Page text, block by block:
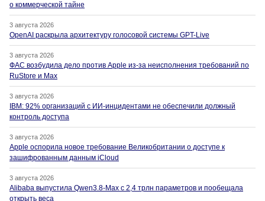
о коммерческой тайне
3 августа 2026
OpenAI раскрыла архитектуру голосовой системы GPT-Live
3 августа 2026
ФАС возбудила дело против Apple из-за неисполнения требований по
RuStore и Max
3 августа 2026
IBM: 92% организаций с ИИ-инцидентами не обеспечили должный
контроль доступа
3 августа 2026
Apple оспорила новое требование Великобритании о доступе к
зашифрованным данным iCloud
3 августа 2026
Alibaba выпустила Qwen3.8-Max с 2,4 трлн параметров и пообещала
открыть веса